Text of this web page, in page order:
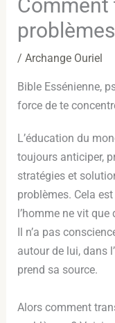
Comment
/ Archange Ouriel
Bible Essénienne,
force de te
L’éducation du
toujours anticiper,
stratégies et
problèmes. Cela
l’homme ne vit
Il n’a pas
autour de lui, dans
prend sa source.
Alors comment